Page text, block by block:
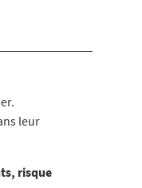
.
leur
risque